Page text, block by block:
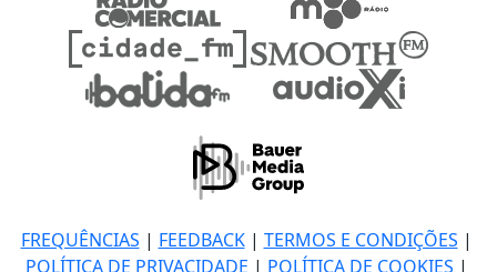
FREQUÊNCIAS | FEEDBACK| TERMOS E CONDIÇÕES |
POLÍTICA DE PRIVACIDADE | POLÍTICA DE COOKIES |